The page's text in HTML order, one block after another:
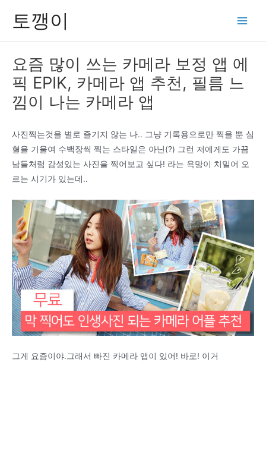
토깽이
요즘 많이 쓰는 카메라 보정 앱 에
픽 EPIK, 카메라 앱 추천, 필름 느
낌이 나는 카메라 앱
사진찍는것을 별로 즐기지 않는 나.. 그냥 기록용으로만 찍을 뿐 심
혈을 기울여 수백장씩 찍는 스타일은 아닌(?) 그런 저에게도 가끔
남들처럼 감성있는 사진을 찍어보고 싶다! 라는 욕망이 치밀어 오
르는 시기가 있는데..
그게 요즘이야.그래서 빠진 카메라 앱이 있어! 바로! 이거